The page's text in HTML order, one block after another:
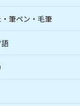
筆ペン・毛筆